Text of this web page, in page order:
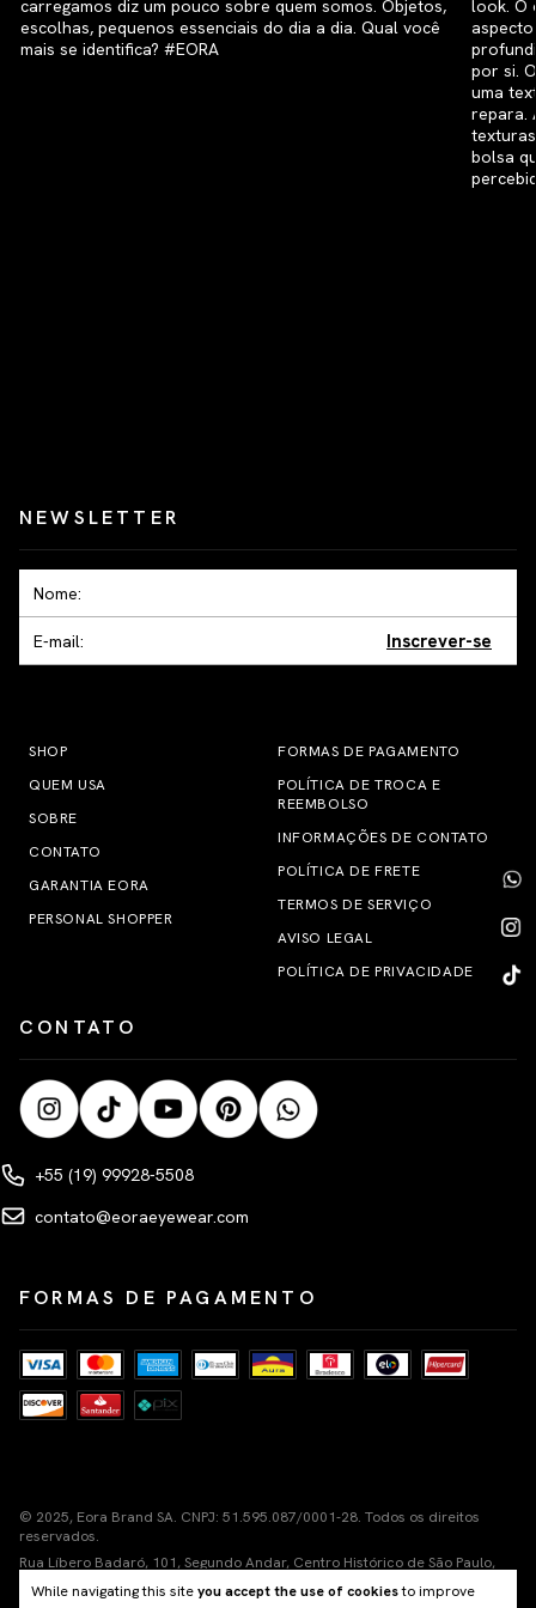
While navigating this siteyou accept the use of cookiesto improve
NEWSLETTER
Inscrever-se
SHOP
QUEM USA
SOBRE
CONTATO
GARANTIA EORA
PERSONAL SHOPPER
FORMAS DE PAGAMENTO
POLÍTICA DE TROCA E
REEMBOLSO
INFORMAÇÕES DE CONTATO
POLÍTICA DE FRETE
TERMOS DE SERVIÇO
AVISO LEGAL
POLÍTICA DE PRIVACIDADE
CONTATO
+55 (19) 99928-5508
contato@eoraeyewear.com
FORMAS DE PAGAMENTO
© 2025, Eora Brand SA. CNPJ: 51.595.087/0001-28. Todos os direitos
reservados.
Rua Líbero Badaró, 101, Segundo Andar, Centro Histórico de São Paulo,
Tecnologia de e-commerce Nuvemshop Next